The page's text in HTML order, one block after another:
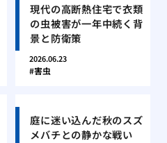
現代の高断熱住宅で衣類
の虫被害が一年中続く背
景と防衛策
2026.06.23
害虫
庭に迷い込んだ秋のスズ
メバチとの静かな戦い